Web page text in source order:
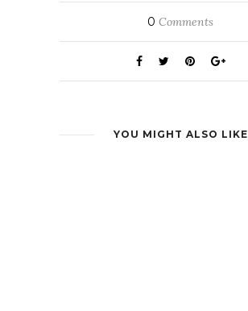
0 Comments
YOU MIGHT ALSO LIKE